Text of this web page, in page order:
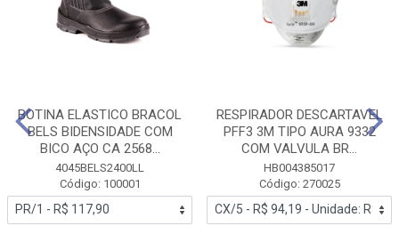
BOTINA ELASTICO BRACOL
BELS BIDENSIDADE COM
BICO AÇO CA 2568...
4045BELS2400LL
Código: 100001
RESPIRADOR DESCARTAVEL
PFF3 3M TIPO AURA 9332
COM VALVULA BR...
HB004385017
Código: 270025